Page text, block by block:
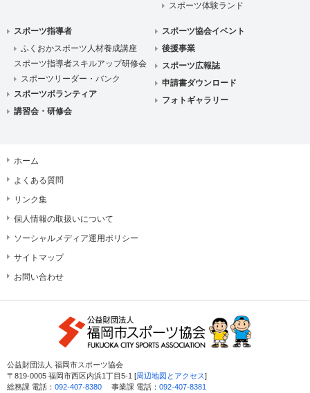
スポーツ体験ランド
スポーツ指導者
ふくおかスポーツ人材養成講座
スポーツ指導者スキルアップ研修会
スポーツリーダー・バンク
スポーツボランティア
講習会・研修会
スポーツ協会イベント
後援事業
スポーツ広報誌
申請書ダウンロード
フォトギャラリー
ホーム
よくある質問
リンク集
個人情報の取扱いについて
ソーシャルメディア運用ポリシー
サイトマップ
お問い合わせ
公益財団法人 福岡市スポーツ協会
〒819-0005 福岡市西区内浜1丁目5-1 [周辺地図とアクセス]
総務課 電話： 092-407-8380 事業課 電話： 092-407-8381